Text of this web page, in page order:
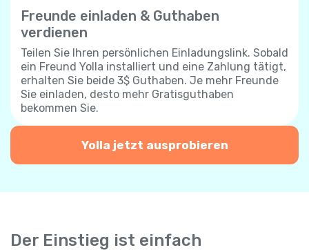
Freunde einladen & Guthaben
verdienen
Teilen Sie Ihren persönlichen Einladungslink. Sobald
ein Freund Yolla installiert und eine Zahlung tätigt,
erhalten Sie beide 3$ Guthaben. Je mehr Freunde
Sie einladen, desto mehr Gratisguthaben
bekommen Sie.
Yolla jetzt ausprobieren
Der Einstieg ist einfach